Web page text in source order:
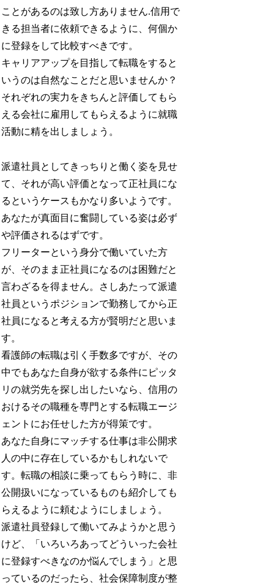
ことがあるのは致し方ありません.信用で
きる担当者に依頼できるように、何個か
に登録をして比較すべきです。
キャリアアップを目指して転職をすると
いうのは自然なことだと思いませんか？
それぞれの実力をきちんと評価してもら
える会社に雇用してもらえるように就職
活動に精を出しましょう。
派遣社員としてきっちりと働く姿を見せ
て、それが高い評価となって正社員にな
るというケースもかなり多いようです。
あなたが真面目に奮闘している姿は必ず
や評価されるはずです。
フリーターという身分で働いていた方
が、そのまま正社員になるのは困難だと
言わざるを得ません。さしあたって派遣
社員というポジションで勤務してから正
社員になると考える方が賢明だと思いま
す。
看護師の転職は引く手数多ですが、その
中でもあなた自身が欲する条件にピッタ
リの就労先を探し出したいなら、信用の
おけるその職種を専門とする転職エージ
ェントにお任せした方が得策です。
あなた自身にマッチする仕事は非公開求
人の中に存在しているかもしれないで
す。転職の相談に乗ってもらう時に、非
公開扱いになっているものも紹介しても
らえるように頼むようにしましょう。
派遣社員登録して働いてみようかと思う
けど、「いろいろあってどういった会社
に登録すべきなのか悩んでしまう」と思
っているのだったら、社会保障制度が整